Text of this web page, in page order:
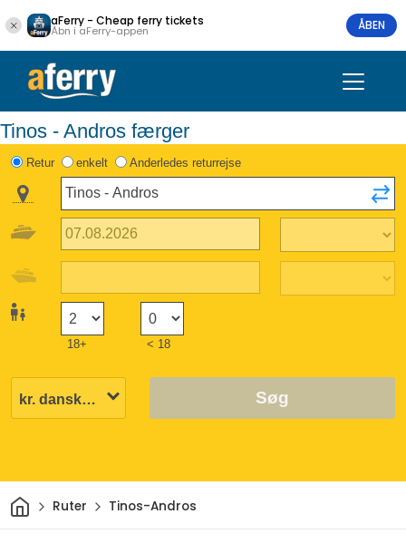
aFerry - Cheap ferry tickets
Åbn i aFerry-appen ÅBEN
Tinos - Andros færger
Retur enkelt Anderledes returrejse
18+ < 18
Søg
HjemRuter Tinos-Andros